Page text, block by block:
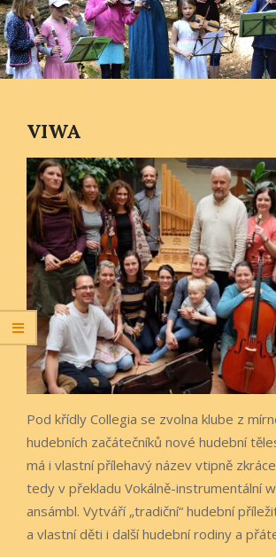
VIWA
Pod křídly Collegia se zvolna klube z
hudebních začátečníků nové hudební
má i vlastní přílehavý název vtipně
tedy v překladu Vokálně-instrumentální
ansámbl. Vytváří „tradiční“ hudební
a vlastní děti i další hudební rodiny a